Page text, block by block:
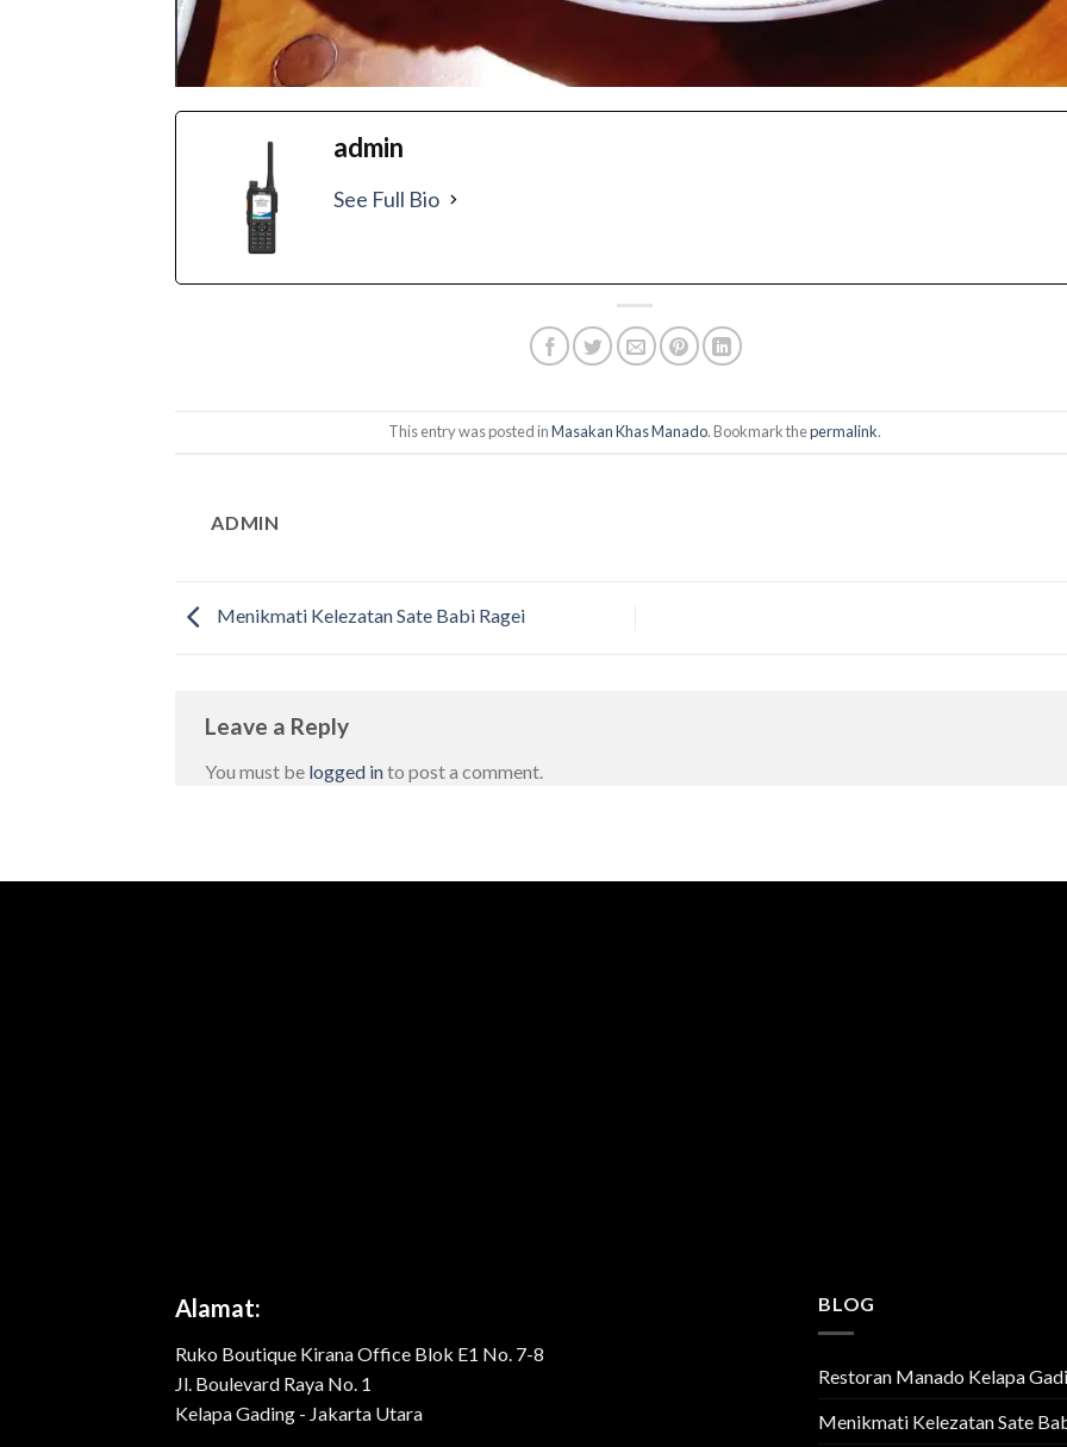
admin
See Full Bio
This entry was posted inMasakan Khas Manado. Bookmark thepermalink.
ADMIN
Menikmati Kelezatan Sate Babi Ragei
Leave a Reply
You must be logged into post a comment.
Alamat:
Ruko Boutique Kirana Office Blok E1 No. 7-8
Jl. Boulevard Raya No. 1
Kelapa Gading - Jakarta Utara
BLOG
Restoran Manado Kelapa
Menikmati Kelezatan Sate